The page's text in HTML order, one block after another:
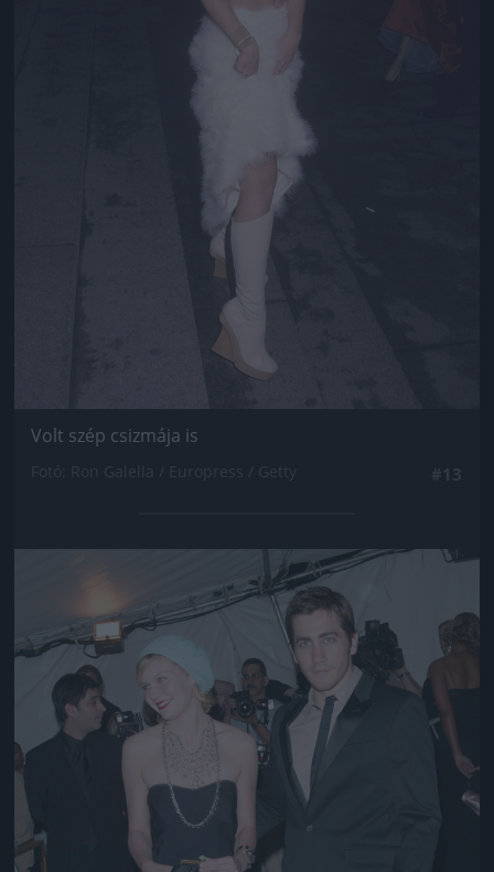
Volt szép csizmája is
Jön még kép!